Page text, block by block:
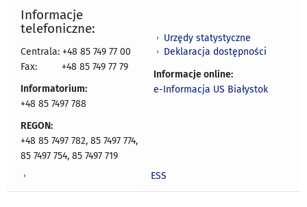
Informacje
telefoniczne:
Centrala: +48 85 749 77 00
Fax:
+48 85 749 77 79
Informatorium:
+48 85 7497 788
REGON:
+48 85 7497 782, 85 7497 774,
85 7497 754, 85 7497 719
Urzędy statystyczne
Deklaracja dostępności
Informacje online:
e-Informacja US Białystok
ESS